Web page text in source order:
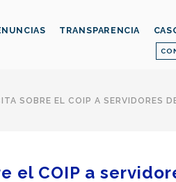
TRANSPARENCIA
SOBRE EL COIP A SERVIDORES
el COIP a